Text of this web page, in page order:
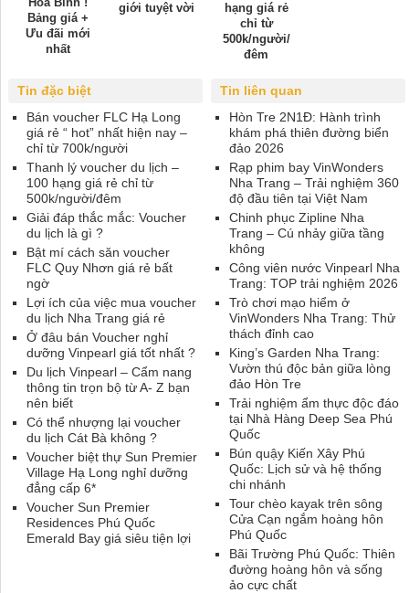
Bảng giá +
Ưu đãi mới
nhất
giới tuyệt vời
hạng giá rẻ
chỉ từ
500k/người/
đêm
Tin liên quan
Hòn Tre 2N1Đ: Hành trình
khám phá thiên đường biển
đảo 2026
Rạp phim bay VinWonders
Nha Trang – Trải nghiệm 360
độ đầu tiên tại Việt Nam
Chinh phục Zipline Nha
Trang – Cú nhảy giữa tầng
không
Công viên nước Vinpearl Nha
Trang: TOP trải nghiệm 2026
Trò chơi mạo hiểm ở
VinWonders Nha Trang: Thử
thách đỉnh cao
King’s Garden Nha Trang:
Vườn thú độc bản giữa lòng
đảo Hòn Tre
Trải nghiệm ẩm thực độc đáo
tại Nhà Hàng Deep Sea Phú
Quốc
Bún quậy Kiến Xây Phú
Quốc: Lịch sử và hệ thống
chi nhánh
Tour chèo kayak trên sông
Cửa Cạn ngắm hoàng hôn
Phú Quốc
Bãi Trường Phú Quốc: Thiên
đường hoàng hôn và sống
ảo cực chất
Tin đặc biệt
Bán voucher FLC Hạ Long
giá rẻ “ hot” nhất hiện nay –
chỉ từ 700k/người
Thanh lý voucher du lịch –
100 hạng giá rẻ chỉ từ
500k/người/đêm
Giải đáp thắc mắc: Voucher
du lịch là gì ?
Bật mí cách săn voucher
FLC Quy Nhơn giá rẻ bất
ngờ
Lợi ích của việc mua voucher
du lịch Nha Trang giá rẻ
Ở đâu bán Voucher nghỉ
dưỡng Vinpearl giá tốt nhất ?
Du lịch Vinpearl – Cẩm nang
thông tin trọn bộ từ A- Z bạn
nên biết
Có thể nhượng lại voucher
du lịch Cát Bà không ?
Voucher biệt thự Sun Premier
Village Hạ Long nghỉ dưỡng
đẳng cấp 6*
Voucher Sun Premier
Residences Phú Quốc
Emerald Bay giá siêu tiện lợi